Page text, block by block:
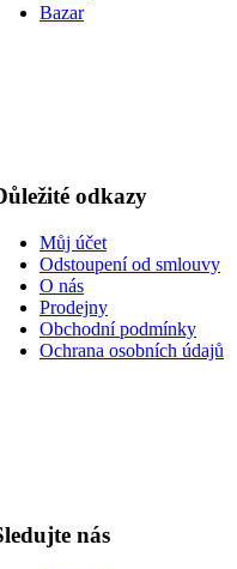
Bazar
odkazy
Můj účet
Odstoupení od smlouvy
O nás
Prodejny
Obchodní podmínky
Ochrana osobních údajů
nás